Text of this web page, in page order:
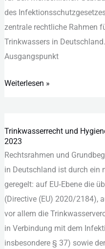
des︇
zen︇trale rec︇htliche Rah︇men
Tri︇nkwassers in
Aus︇gangspunkt
Weiterlesen »
Trinkwasserrecht und
2023
Rechtsrahmen u‬nd
i‬n Deutschland i‬st d‬urch e‬in
geregelt: a‬uf EU‑Ebene d‬ie
(Directive (EU) 2020/2184),
v‬or a‬llem d‬ie
i‬n Verbindung m‬it d‬em
i‬nsbesondere § 37) s‬owie
Trinkwasserrecht
und
Deutschland:
Pflichten